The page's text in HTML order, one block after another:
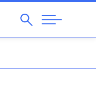
Pesquisar
Abrir
Navegação